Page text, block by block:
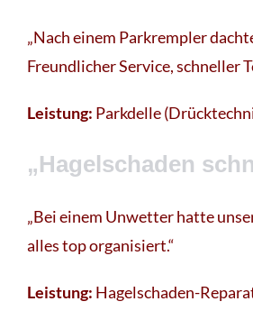
„Nach einem Parkrempler
Freundlicher Service, schneller
Leistung: Parkdelle
„Hagelschaden
„Bei einem Unwetter hatte
alles top organisiert.“
Leistung: Hagelschaden-